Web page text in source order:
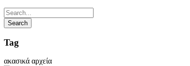
Tag
ακασικά αρχεία